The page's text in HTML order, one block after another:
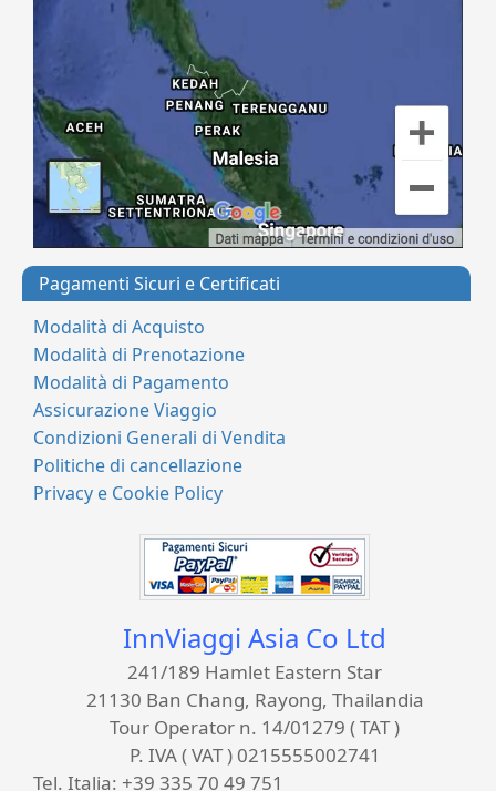
Pagamenti Sicuri e Certificati
Modalità di Acquisto
Modalità di Prenotazione
Modalità di Pagamento
Assicurazione Viaggio
Condizioni Generali di Vendita
Politiche di cancellazione
Privacy e Cookie Policy
InnViaggi Asia Co Ltd
241/189 Hamlet Eastern Star
21130 Ban Chang, Rayong, Thailandia
Tour Operator n. 14/01279 ( TAT )
P. IVA ( VAT ) 0215555002741
Tel. Italia: +39 335 70 49 751